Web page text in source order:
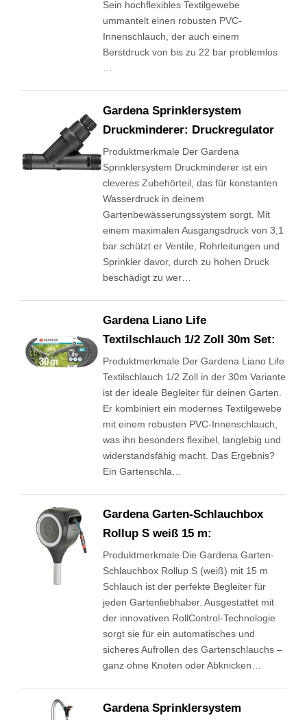
Sein hochflexibles Textilgewebe
ummantelt einen robusten PVC-
Innenschlauch, der auch einem
Berstdruck von bis zu 22 bar problemlos
Gardena Sprinklersystem
Druckminderer: Druckregulator
Produktmerkmale Der Gardena
Sprinklersystem Druckminderer ist ein
cleveres Zubehörteil, das für konstanten
Wasserdruck in deinem
Gartenbewässerungssystem sorgt. Mit
einem maximalen Ausgangsdruck von 3,1
bar schützt er Ventile, Rohrleitungen und
Sprinkler davor, durch zu hohen Druck
beschädigt zu wer…
Gardena Liano Life
Textilschlauch 1/2 Zoll 30m Set:
Produktmerkmale Der Gardena Liano Life
Textilschlauch 1/2 Zoll in der 30m Variante
ist der ideale Begleiter für deinen Garten.
Er kombiniert ein modernes Textilgewebe
mit einem robusten PVC-Innenschlauch,
was ihn besonders flexibel, langlebig und
widerstandsfähig macht. Das Ergebnis?
Ein Gartenschla…
Gardena Garten-Schlauchbox
Rollup S weiß 15 m:
Produktmerkmale Die Gardena Garten-
Schlauchbox Rollup S (weiß) mit 15 m
Schlauch ist der perfekte Begleiter für
jeden Gartenliebhaber. Ausgestattet mit
der innovativen RollControl-Technologie
sorgt sie für ein automatisches und
sicheres Aufrollen des Gartenschlauchs –
ganz ohne Knoten oder Abknicken…
Gardena Sprinklersystem